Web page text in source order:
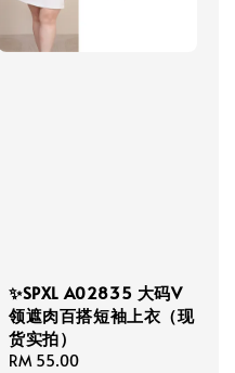
✨SPXL A02835 大码V
领遮肉百搭短袖上衣（现
货实拍）
Regular
RM 55.00